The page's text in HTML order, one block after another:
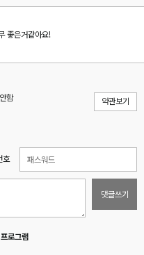
좋은거같아요!
함 약관보기
호
댓글쓰기
로그램